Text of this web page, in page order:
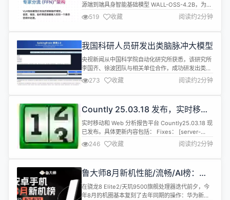
源端到端具身智能基础模型 WALL-OSS-4.2B，为全
球开发者和研究者提供具身智能大模型的开放底座。
WALL-OSS 的核心亮点包括： 大规模真实数据训
练：自采真机数据，覆盖多样化场景与任务，确保模
+ 专家分流 (FFN)”框架，实现语言、视觉...
519 收藏 阅读约2分钟
我国科研人员研发出类脑脉冲大模型
央视新闻从中国科学院自动化研究所获悉，该研究所
李国齐、徐波团队与相关单位合作，成功研发出类脑
脉冲大模型“瞬悉1.0”（SpikingBrain-1.0）。 该模型
基于团队原创的“内生复杂性”理论构建，在国产GPU
平台上完成了全流程训练与推理。 与当前主流大模型
神经元内部工作机制，清晰地展示了一条不...
273 收藏 阅读约2分钟
Countly 25.03.18 发布，实时移动
和 Web 分析报告平台
实时移动和 Web 分析报告平台 Countly25.03.18 现
已发布。具体更新内容包括： Fixes： [server-
stats] 向 breakdown 添加新事件 [server-stats] 修
复 breakdown 事件计算 Enterprise Fixes：
[journeys] 修复 journeys 暂停时清除内容队列的问
246 收藏 阅读约2分钟
鲁大师8月新机性能/流畅/AI榜：
iQOO下放旗舰芯夺双冠，荣耀小折
AI登顶
在骁龙8 Elite2/天玑9500旗舰处理器迭代前夕，今
年8月的机圈基本复刻了去年同期的操作：华为新三